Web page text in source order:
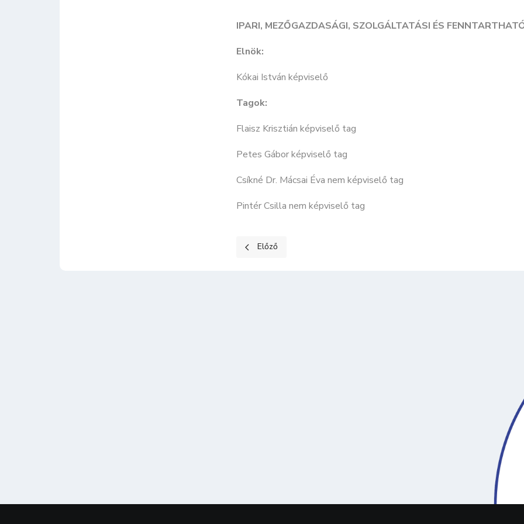
IPARI, MEZŐGAZDASÁGI, SZOLGÁLTATÁSI ÉS
Elnök:
Kókai István képviselő
Tagok:
Flaisz Krisztián képviselő tag
Petes Gábor képviselő tag
Csíkné Dr. Mácsai Éva nem képviselő tag
Pintér Csilla nem képviselő tag
Előző cikk: KÖZÉRDEKŰ ADATOK I. Szervezeti, személyzeti adatok 4
Előző